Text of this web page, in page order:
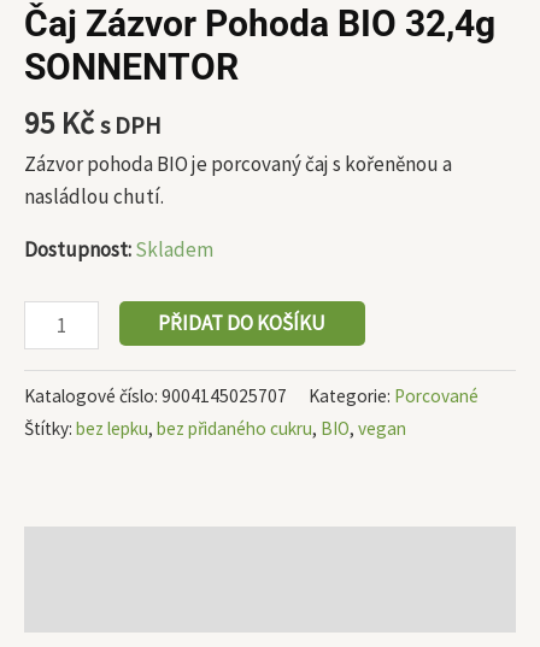
Čaj Zázvor Pohoda BIO 32,4g
SONNENTOR
95 Kčs DPH
Zázvor pohoda BIO je porcovaný čaj s kořeněnou a
nasládlou chutí.
Dostupnost:Skladem
PŘIDAT DO KOŠÍKU
Katalogové číslo: 9004145025707 Kategorie: Porcované
Štítky: bez lepku, bez přidaného cukru, BIO, vegan